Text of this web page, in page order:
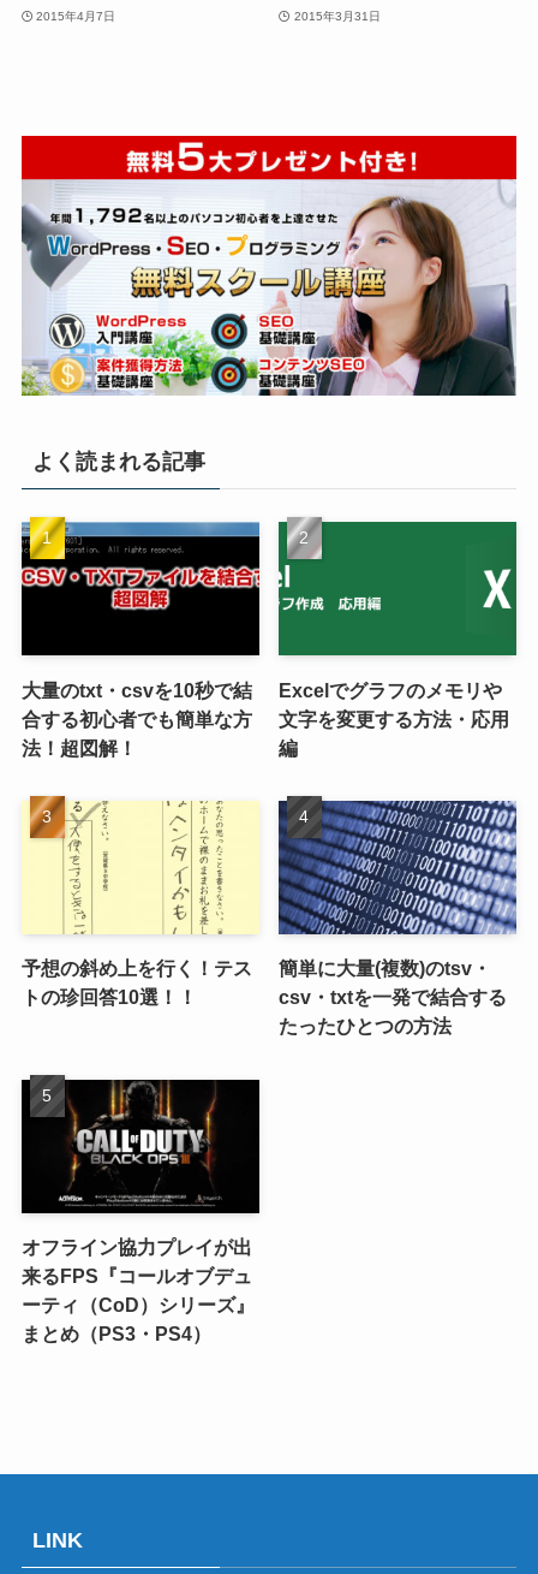
2015年4月7日 2015年3月31日
よく読まれる記事
大量のtxt・csvを10秒で結
合する初心者でも簡単な方
法！超図解！
Excelでグラフのメモリや
文字を変更する方法・応用
編
予想の斜め上を行く！テス
トの珍回答10選！！
簡単に大量(複数)のtsv・
csv・txtを一発で結合する
たったひとつの方法
オフライン協力プレイが出
来るFPS『コールオブデュ
ーティ（CoD）シリーズ』
まとめ（PS3・PS4）
LINK